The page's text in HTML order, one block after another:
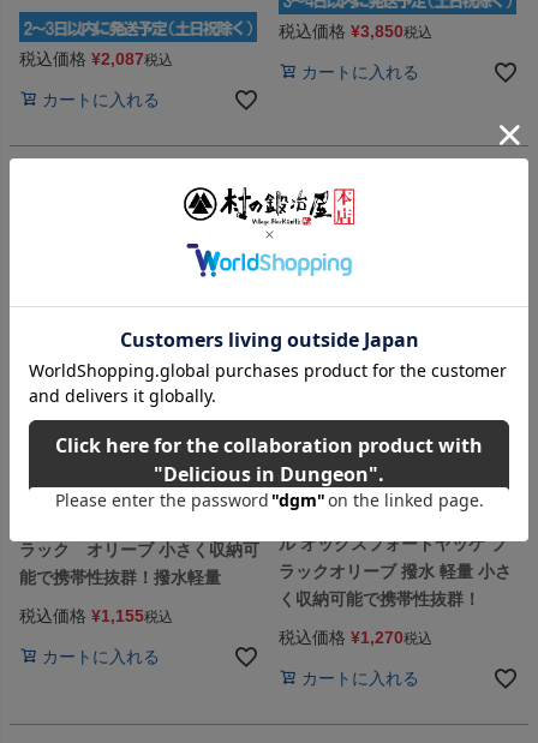
税込価格 ¥2,087税込
カートに入れる
税込価格 ¥3,850税込
カートに入れる
小さく収納可能で携帯性抜群！
F-866 COVERWORK バッカブ
ラック オリーブ 小さく収納可
能で携帯性抜群！撥水軽量
税込価格 ¥1,155税込
カートに入れる
梅雨にうれしいムレを防ぐベンチレーシ
ョン機能！
メール便発送 FT-865 バッカブ
ル オックスフォードヤッケ ブ
ラックオリーブ 撥水 軽量 小さ
く収納可能で携帯性抜群！
税込価格 ¥1,270税込
カートに入れる